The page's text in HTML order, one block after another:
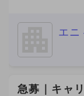
を募集してお
エニ
急募｜キャ